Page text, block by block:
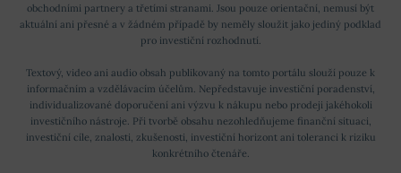
obchodními partnery a třetími stranami. Jsou pouze orientační, nemusí být
aktuální ani přesné a v žádném případě by neměly sloužit jako jediný podklad
pro investiční rozhodnutí.
Textový, video ani audio obsah publikovaný na tomto portálu slouží pouze k
informačním a vzdělávacím účelům. Nepředstavuje investiční poradenství,
individualizované doporučení ani výzvu k nákupu nebo prodeji jakéhokoli
investičního nástroje. Při tvorbě obsahu nezohledňujeme finanční situaci,
investiční cíle, znalosti, zkušenosti, investiční horizont ani toleranci k riziku
konkrétního čtenáře.